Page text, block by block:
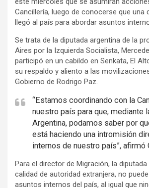
Cancillería, luego de conocerse que una
llegó al país para abordar asuntos
Se trata de la diputada argentina de la
Aires por la Izquierda Socialista,
participó en un cabildo en Senkata, El
su respaldo y aliento a las
Gobierno de Rodrigo Paz.
“Estamos coordinando con la
nuestro país para que, mediante
Argentina, podamos saber por
está haciendo una intromisión
internos de nuestro país”, afirmó
Para el director de Migración, la
calidad de autoridad extranjera, no
asuntos internos del país, al igual que